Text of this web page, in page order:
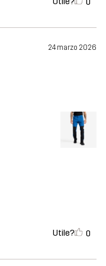
0
24 marzo 2026
Utile? 0